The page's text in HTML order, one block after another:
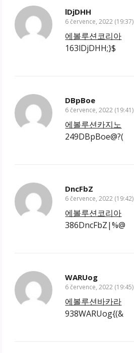
lDjDHH
6 července, 2022 (19:37)
에볼루션코리아
163lDjDHH;}$
DBpBoe
6 července, 2022 (19:41)
에볼루션카지노
249DBpBoe@?(
DncFbZ
6 července, 2022 (19:42)
에볼루션코리아
386DncFbZ|%@
WARUog
6 července, 2022 (19:45)
에볼루션바카라
938WARUog{(&